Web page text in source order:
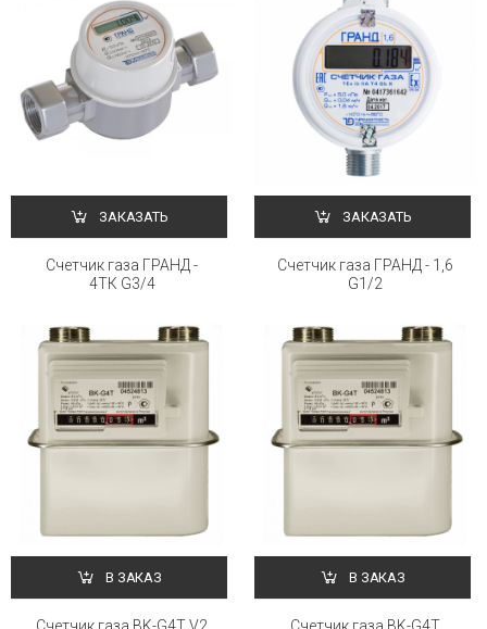
ЗАКАЗАТЬ
Счетчик газа ГРАНД -
4ТК G3/4
ЗАКАЗАТЬ
Счетчик газа ГРАНД - 1,6
G1/2
В ЗАКАЗ В ЗАКАЗ